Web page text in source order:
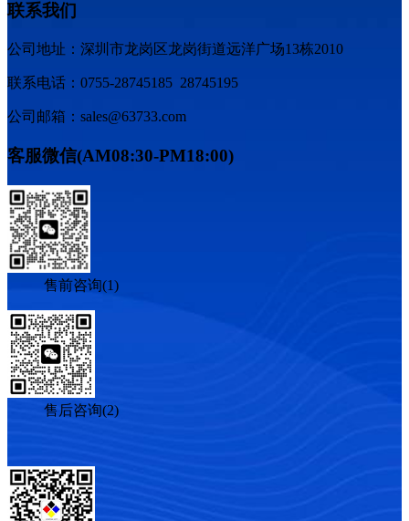
联系我们
公司地址：深圳市龙岗区龙岗街道远洋广场13栋2010
联系电话：0755-28745185 28745195
公司邮箱：sales@63733.com
客服微信(AM08:30-PM18:00)
售前咨询(1)
售后咨询(2)